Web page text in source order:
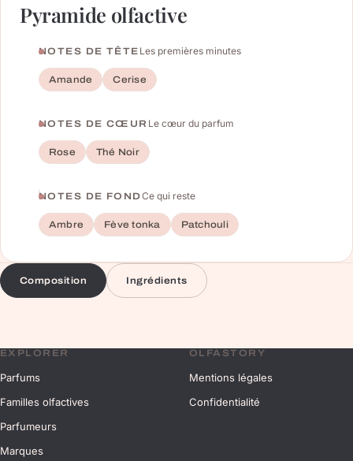
Pyramide olfactive
NOTES DE TÊTE Les premières minutes
Amande Cerise
NOTES DE CŒUR Le cœur du parfum
Rose Thé Noir
NOTES DE FONDCe qui reste
Ambre Fève tonka Patchouli
Composition Ingrédients
EXPLORER
Parfums
Familles olfactives
Parfumeurs
Marques
OLFASTORY
Mentions légales
Confidentialité